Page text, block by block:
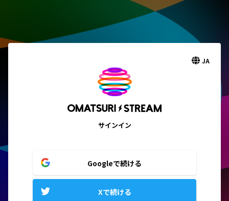
JA
サインイン
Googleで続ける
Xで続ける